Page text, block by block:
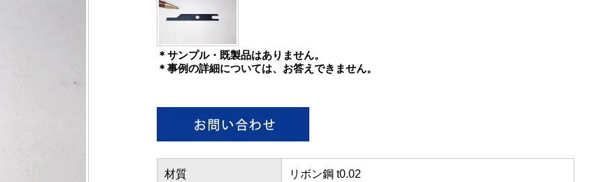
＊サンプル・既製品はありません。
＊事例の詳細については、お答えできません。
材質 リボン鋼 t0.02